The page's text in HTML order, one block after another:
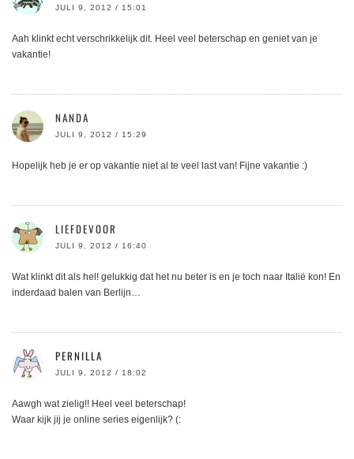
JULI 9, 2012 / 15:01
Aah klinkt echt verschrikkelijk dit. Heel veel beterschap en geniet van je
vakantie!
NANDA
JULI 9, 2012 / 15:29
Hopelijk heb je er op vakantie niet al te veel last van! Fijne vakantie :)
LIEFDEVOOR
JULI 9, 2012 / 16:40
Wat klinkt dit als hel! gelukkig dat het nu beter is en je toch naar Italië kon! En
inderdaad balen van Berlijn…
PERNILLA
JULI 9, 2012 / 18:02
Aawgh wat zielig!! Heel veel beterschap!
Waar kijk jij je online series eigenlijk? (: